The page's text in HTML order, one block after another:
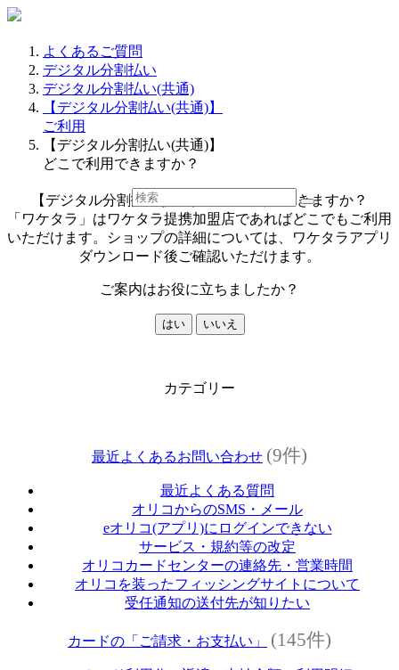
よくあるご質問
デジタル分割払い
デジタル分割払い(共通)
【デジタル分割払い(共通)】
ご利用
【デジタル分割払い(共通)】
どこで利用できますか？
【デジタル分割払い(共通)】どこで利用できますか？
「ワケタラ」はワケタラ提携加盟店であればどこでもご利用
いただけます。ショップの詳細については、ワケタラアプリ
ダウンロード後ご確認いただけます。
ご案内はお役に立ちましたか？
はい いいえ
カテゴリー
最近よくあるお問い合わせ (9件)
最近よくある質問
オリコからのSMS・メール
eオリコ(アプリ)にログインできない
サービス・規約等の改定
オリコカードセンターの連絡先・営業時間
オリコを装ったフィッシングサイトについて
受任通知の送付先が知りたい
カードの「ご請求・お支払い」 (145件)